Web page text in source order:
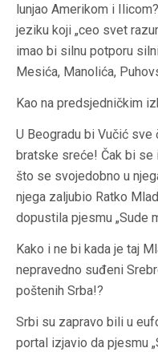
lunjao Amerikom i
jeziku koji „ceo svet
imao bi silnu potporu
Mesića, Manolića,
Kao na predsjedničkim
U Beogradu bi Vučić
bratske sreće! Čak bi se
što se svojedobno u
njega zaljubio Ratko
dopustila pjesmu „Sude
Kako i ne bi kada je taj
nepravedno suđeni
poštenih Srba!?
Srbi su zapravo bili u
portal izjavio da pjesmu